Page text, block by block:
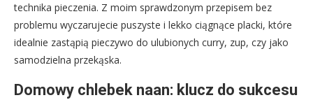
technika pieczenia. Z moim sprawdzonym przepisem bez
problemu wyczarujecie puszyste i lekko ciągnące placki, które
idealnie zastąpią pieczywo do ulubionych curry, zup, czy jako
samodzielna przekąska.
Domowy chlebek naan: klucz do sukcesu